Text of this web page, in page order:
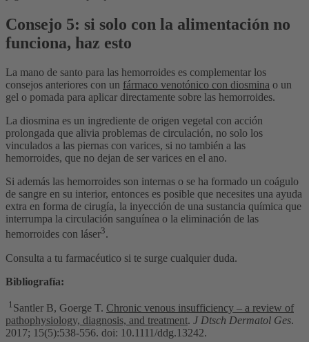
Consejo 5: si solo con la alimentación no
funciona, haz esto
La mano de santo para las hemorroides es complementar los
consejos anteriores con un fármaco venotónico con diosmina o un
gel o pomada para aplicar directamente sobre las hemorroides.
La diosmina es un ingrediente de origen vegetal con acción
prolongada que alivia problemas de circulación, no solo los
vinculados a las piernas con varices, si no también a las
hemorroides, que no dejan de ser varices en el ano.
Si además las hemorroides son internas o se ha formado un coágulo
de sangre en su interior, entonces es posible que necesites una ayuda
extra en forma de cirugía, la inyección de una sustancia química que
interrumpa la circulación sanguínea o la eliminación de las
hemorroides con láser3.
Consulta a tu farmacéutico si te surge cualquier duda.
Bibliografía:
1 Santler B, Goerge T. Chronic venous insufficiency – a review of
pathophysiology, diagnosis, and treatment. J Dtsch Dermatol Ges.
2017; 15(5):538-556. doi: 10.1111/ddg.13242.